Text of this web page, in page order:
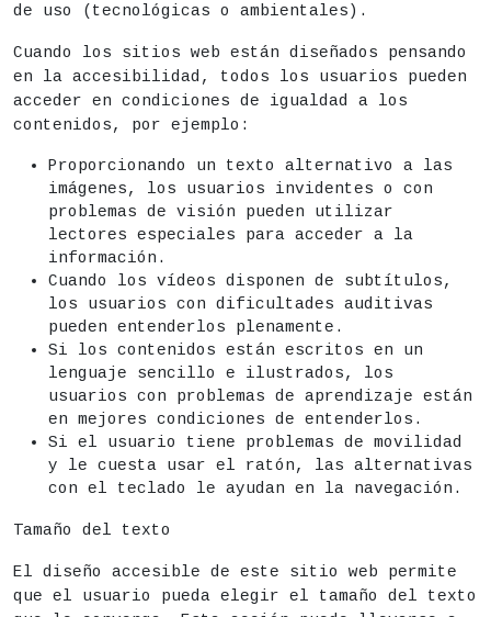
de uso (tecnológicas o ambientales).
Cuando los sitios web están diseñados pensando
en la accesibilidad, todos los usuarios pueden
acceder en condiciones de igualdad a los
contenidos, por ejemplo:
Proporcionando un texto alternativo a las
imágenes, los usuarios invidentes o con
problemas de visión pueden utilizar
lectores especiales para acceder a la
información.
Cuando los vídeos disponen de subtítulos,
los usuarios con dificultades auditivas
pueden entenderlos plenamente.
Si los contenidos están escritos en un
lenguaje sencillo e ilustrados, los
usuarios con problemas de aprendizaje están
en mejores condiciones de entenderlos.
Si el usuario tiene problemas de movilidad
y le cuesta usar el ratón, las alternativas
con el teclado le ayudan en la navegación.
Tamaño del texto
El diseño accesible de este sitio web permite
que el usuario pueda elegir el tamaño del texto